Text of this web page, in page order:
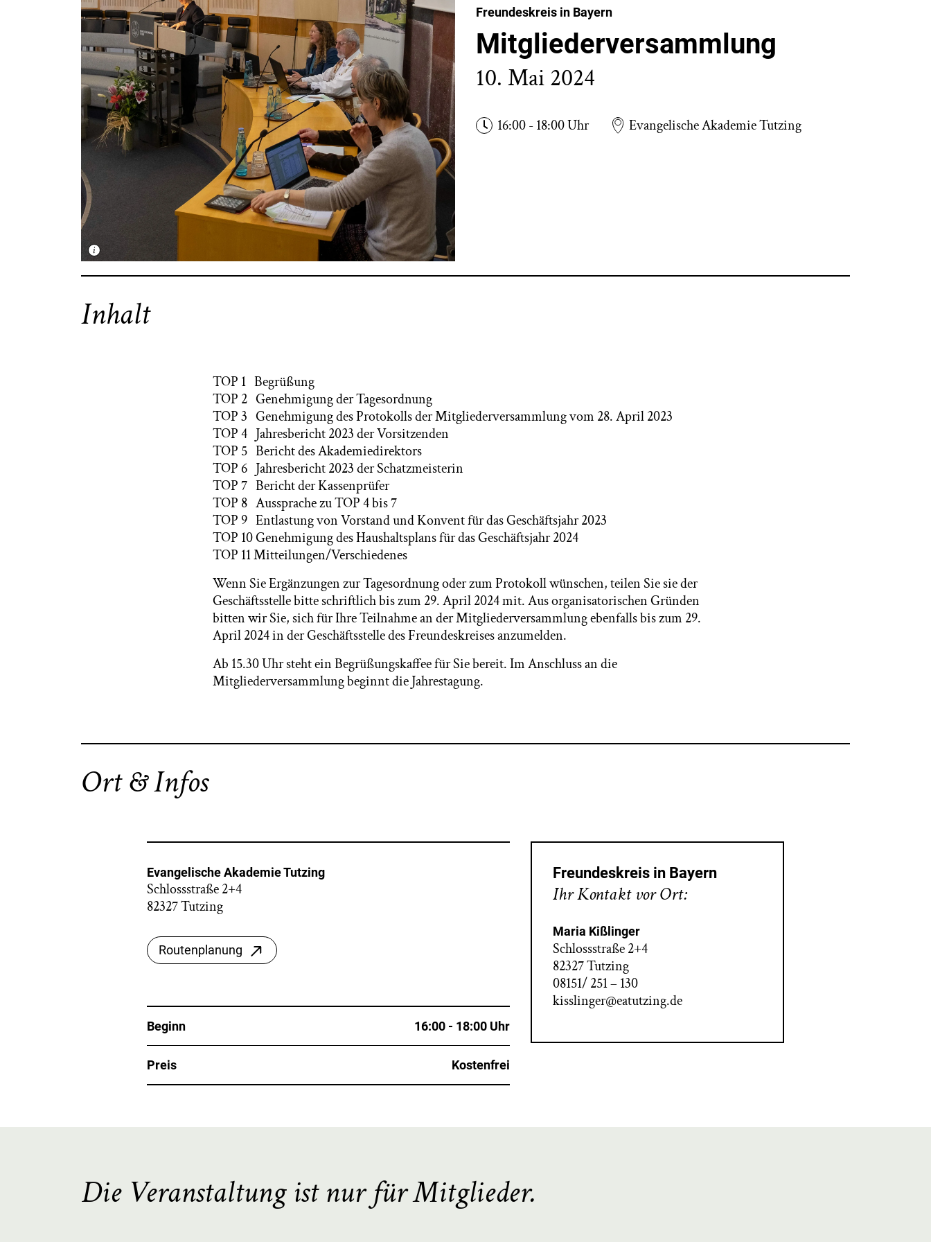
Freundeskreis in Bayern
Mitgliederversammlung
10. Mai 2024
16:00 - 18:00 Uhr Evangelische Akademie Tutzing
Inhalt
TOP 1 Begrüßung
TOP 2 Genehmigung der Tagesordnung
TOP 3 Genehmigung des Protokolls der Mitgliederversammlung vom 28. April 2023
TOP 4 Jahresbericht 2023 der Vorsitzenden
TOP 5 Bericht des Akademiedirektors
TOP 6 Jahresbericht 2023 der Schatzmeisterin
TOP 7 Bericht der Kassenprüfer
TOP 8 Aussprache zu TOP 4 bis 7
TOP 9 Entlastung von Vorstand und Konvent für das Geschäftsjahr 2023
TOP 10 Genehmigung des Haushaltsplans für das Geschäftsjahr 2024
TOP 11 Mitteilungen/Verschiedenes
Wenn Sie Ergänzungen zur Tagesordnung oder zum Protokoll wünschen, teilen Sie sie der
Geschäftsstelle bitte schriftlich bis zum 29. April 2024 mit. Aus organisatorischen Gründen
bitten wir Sie, sich für Ihre Teilnahme an der Mitgliederversammlung ebenfalls bis zum 29.
April 2024 in der Geschäftsstelle des Freundeskreises anzumelden.
Ab 15.30 Uhr steht ein Begrüßungskaffee für Sie bereit. Im Anschluss an die
Mitgliederversammlung beginnt die Jahrestagung.
Ort & Infos
Evangelische Akademie Tutzing
Schlossstraße 2+4
82327 Tutzing
Routenplanung
Beginn 16:00 - 18:00 Uhr
Preis Kostenfrei
Freundeskreis in Bayern
Ihr Kontakt vor Ort:
Maria Kißlinger
Schlossstraße 2+4
82327 Tutzing
08151/ 251 – 130
kisslinger@eatutzing.de
Die Veranstaltung ist nur für Mitglieder.